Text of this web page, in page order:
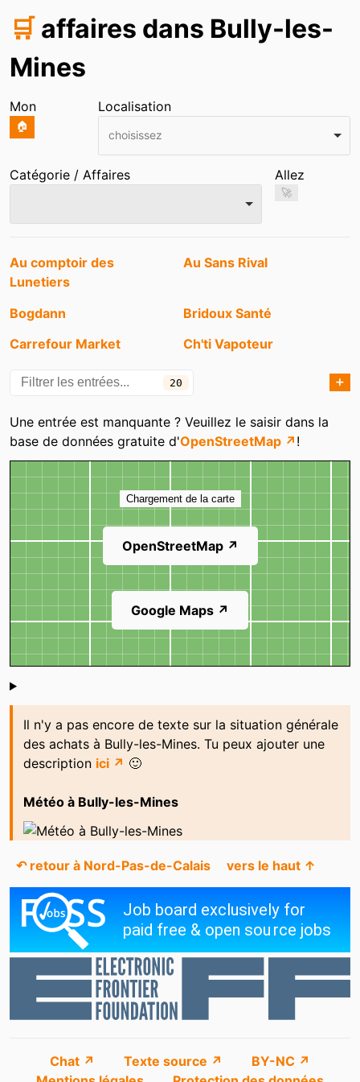
🛒 affaires dans Bully-les-
Mines
Mon
🏠
Localisation
choisissez
Catégorie / Affaires Allez
🚀
Entrées
Au comptoir des
Lunetiers
Au Sans Rival
Bogdann
Bridoux Santé
Carrefour Market
Ch'ti Vapoteur
Chez Francky et Séverine
(Renault)
La Paysanne
Les délices d'Amandine
Mon Kfé
Quincaillerie de la place
20 ➕
Catégories
Une entrée est manquante ? Veuillez le saisir dans la
base de données gratuite d'OpenStreetMap ↗ !
Carte
Chargement de la carte
OpenStreetMap ↗
Google Maps ↗
Shoutbox
Il n'y a pas encore de texte sur la situation générale
des achats à Bully-les-Mines. Tu peux ajouter une
description ici ↗ 🙂
Météo à Bully-les-Mines
↶ retour à Nord-Pas-de-Calais vers le haut ↑
Chat ↗ Texte source ↗
BY-NC ↗